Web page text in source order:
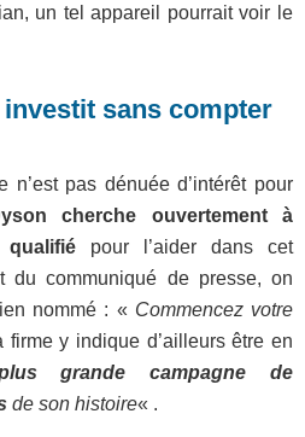
un tel appareil pourrait voir le
sans compter
n’est pas dénuée d’intérêt pour
cherche ouvertement à
pour l’aider dans cet
du communiqué de presse, on
nommé : « Commencez votre
firme y indique d’ailleurs être en
grande campagne de
de son histoire« .